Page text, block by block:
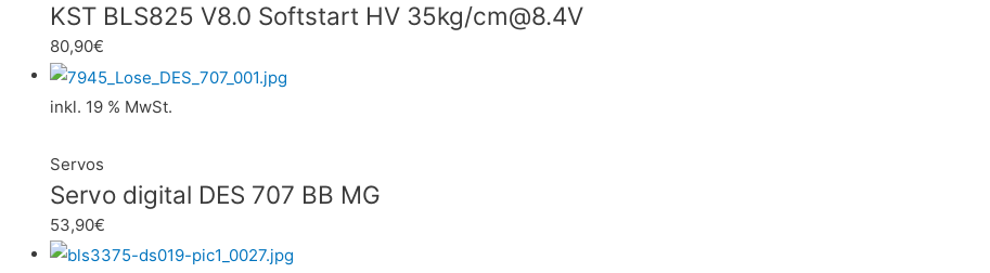
KST BLS825 V8.0 Softstart HV 35kg/cm@8.4V
80,90€
inkl. 19 % MwSt.
Servos
Servo digital DES 707 BB MG
53,90€